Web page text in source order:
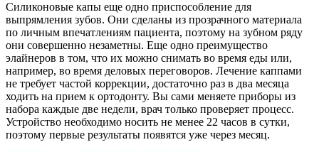
Силиконовые капы еще одно приспособление для
выпрямления зубов. Они сделаны из прозрачного материала
по личным впечатлениям пациента, поэтому на зубном ряду
они совершенно незаметны. Еще одно преимущество
элайнеров в том, что их можно снимать во время еды или,
например, во время деловых переговоров. Лечение каппами
не требует частой коррекции, достаточно раз в два месяца
ходить на прием к ортодонту. Вы сами меняете приборы из
набора каждые две недели, врач только проверяет процесс.
Устройство необходимо носить не менее 22 часов в сутки,
поэтому первые результаты появятся уже через месяц.